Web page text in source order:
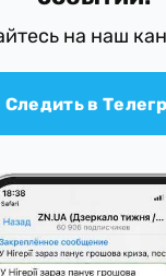
на наш
Следить в